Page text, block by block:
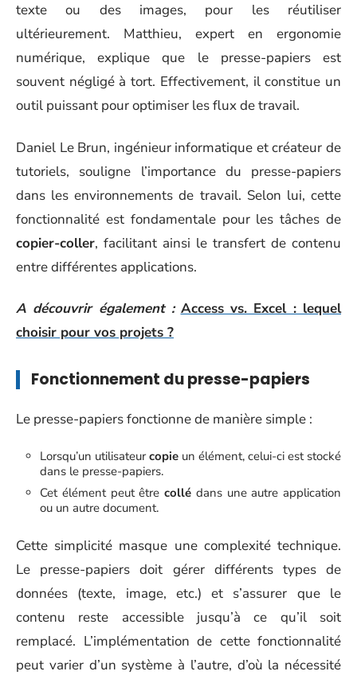
texte ou des images, pour les réutiliser
ultérieurement. Matthieu, expert en ergonomie
numérique, explique que le presse-papiers est
souvent négligé à tort. Effectivement, il constitue un
outil puissant pour optimiser les flux de travail.
Daniel Le Brun, ingénieur informatique et créateur de
tutoriels, souligne l’importance du presse-papiers
dans les environnements de travail. Selon lui, cette
fonctionnalité est fondamentale pour les tâches de
copier-coller, facilitant ainsi le transfert de contenu
entre différentes applications.
A découvrir également : Access vs. Excel : lequel
choisir pour vos projets ?
Fonctionnement du presse-papiers
Le presse-papiers fonctionne de manière simple :
Lorsqu’un utilisateurcopie un élément, celui-ci est stocké
dans le presse-papiers.
Cet élément peut être collé dans une autre application
ou un autre document.
Cette simplicité masque une complexité technique.
Le presse-papiers doit gérer différents types de
données (texte, image, etc.) et s’assurer que le
contenu reste accessible jusqu’à ce qu’il soit
remplacé. L’implémentation de cette fonctionnalité
peut varier d’un système à l’autre, d’où la nécessité